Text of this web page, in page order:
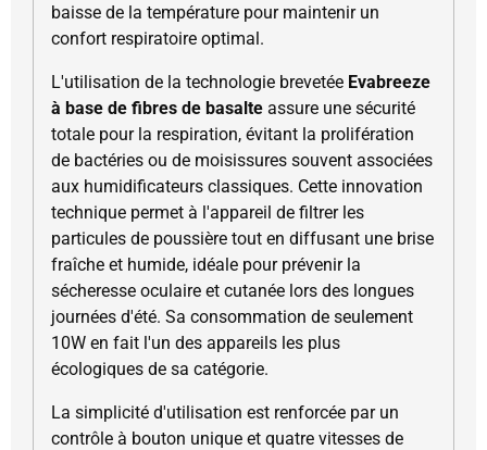
baisse de la température pour maintenir un
confort respiratoire optimal.
L'utilisation de la technologie brevetée Evabreeze
à base de fibres de basalte assure une sécurité
totale pour la respiration, évitant la prolifération
de bactéries ou de moisissures souvent associées
aux humidificateurs classiques. Cette innovation
technique permet à l'appareil de filtrer les
particules de poussière tout en diffusant une brise
fraîche et humide, idéale pour prévenir la
sécheresse oculaire et cutanée lors des longues
journées d'été. Sa consommation de seulement
10W en fait l'un des appareils les plus
écologiques de sa catégorie.
La simplicité d'utilisation est renforcée par un
contrôle à bouton unique et quatre vitesses de